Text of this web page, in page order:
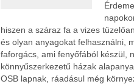
hiszen a száraz fa a vizes
és olyan anyagokat felhasználni,
faforgács, ami fenyőfából készül,
könnyűszerkezetű házak
OSB lapnak, ráadásul még